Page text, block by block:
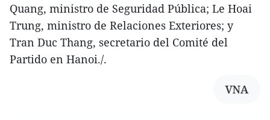
Quang, ministro de Seguridad Pública; Le Hoai
Trung, ministro de Relaciones Exteriores; y
Tran Duc Thang, secretario del Comité del
Partido en Hanoi./.
VNA